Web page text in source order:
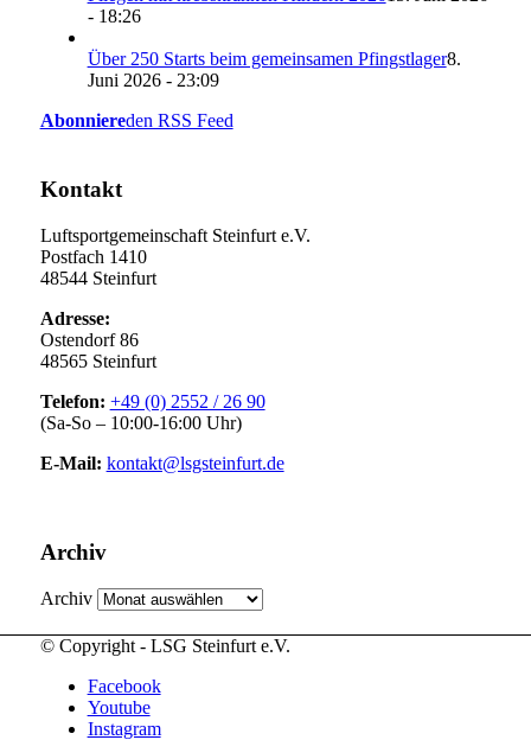
- 18:26
Über 250 Starts beim gemeinsamen Pfingstlager8.
Juni 2026 - 23:09
Abonniereden RSS Feed
Kontakt
Luftsportgemeinschaft Steinfurt e.V.
Postfach 1410
48544 Steinfurt
Adresse:
Ostendorf 86
48565 Steinfurt
Telefon: +49 (0) 2552 / 26 90
(Sa-So – 10:00-16:00 Uhr)
E-Mail: kontakt@lsgsteinfurt.de
Archiv
Archiv
© Copyright - LSG Steinfurt e.V.
Facebook
Youtube
Instagram